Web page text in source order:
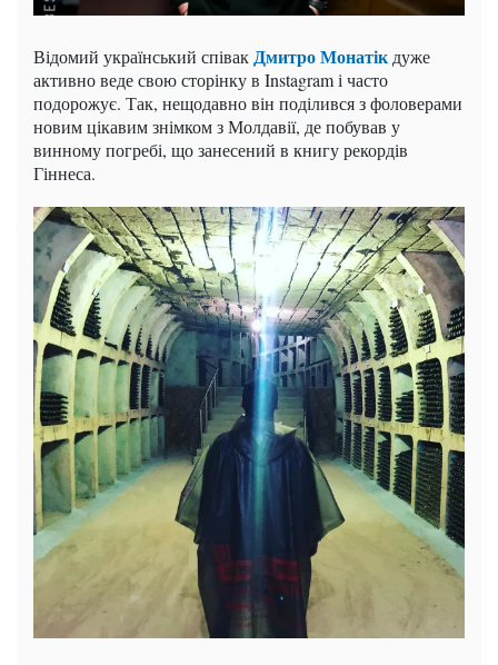
Відомий український співакДмитро Монатік дуже
активно веде свою сторінку в Instagram і часто
подорожує. Так, нещодавно він поділився з фоловерами
новим цікавим знімком з Молдавії, де побував у
винному погребі, що занесений в книгу рекордів
Гіннеса.